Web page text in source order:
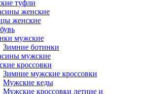
туфли
женские
женские
мужские
Зимние ботинки
мужские
кроссовки
Зимние мужские кроссовки
Мужские кеды
Мужские кроссовки летние и